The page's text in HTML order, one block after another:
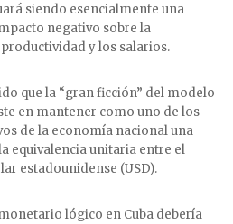
siendo esencialmente una
negativo sobre la
y los salarios.
que la “gran ficción” del modelo
en mantener como uno de los
de la economía nacional una
equivalencia unitaria entre el
estadounidense (USD).
lógico en Cuba debería